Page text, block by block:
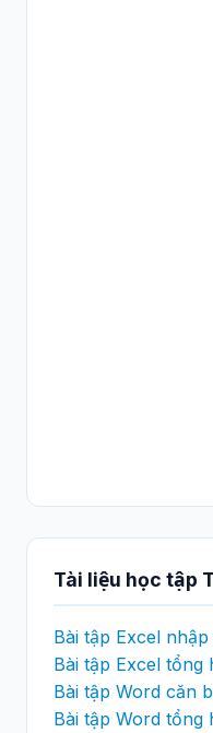
Tài liệu học tập
Bài tập Excel
Bài tập Excel tổng
Bài tập Word căn
Bài tập Word tổng